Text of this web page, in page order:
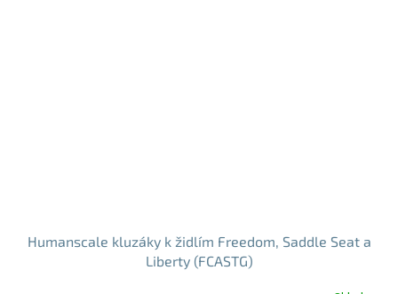
Humanscale kluzáky k židlím Freedom, Saddle Seat a
Liberty (FCASTG)